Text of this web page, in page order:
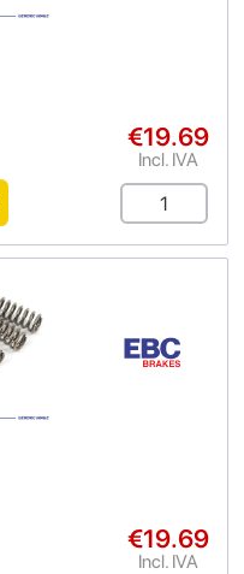
€19.69
Incl. IVA
€19.69
Incl. IVA